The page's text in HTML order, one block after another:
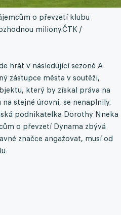
o převzetí klubu
miliony.ČTK /
hrát v následující sezoně A
zástupce města v soutěži,
který by získal práva na
stejné úrovni, se nenaplnily.
podnikatelka Dorothy Nneka
o převzetí Dynama zbývá
značce angažovat, musí od